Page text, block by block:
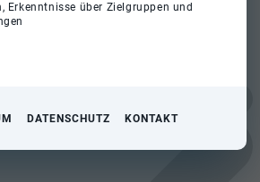
Erkenntnisse über Zielgruppen und
DATENSCHUTZ KONTAKT